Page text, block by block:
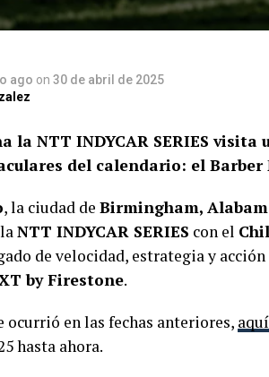
ago on 30 de abril de 2025
la NTT INDYCAR SERIES
del calendario: el
, la ciudad de Birmingham,
NTT INDYCAR SERIES con el
de velocidad, estrategia y
by Firestone.
ocurrió en las fechas anteriores,
hasta ahora.